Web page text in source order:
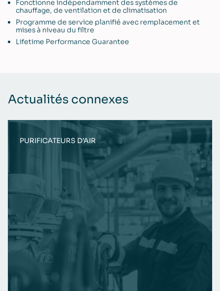
Fonctionne indépendamment des systèmes de
chauffage, de ventilation et de climatisation
Programme de service planifié avec remplacement et
mises à niveau du filtre
Lifetime Performance Guarantee
Actualités connexes
PURIFICATEURS D’AIR